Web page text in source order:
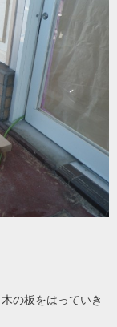
の板をはっていき